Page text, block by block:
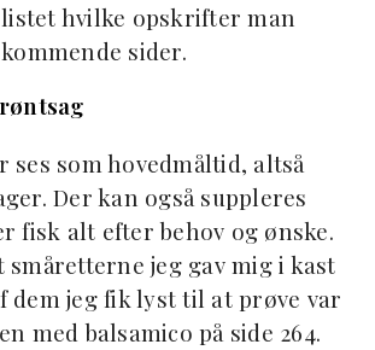
hvilke opskrifter man
sider.
ses som hovedmåltid, altså
Der kan også suppleres
fisk alt efter behov og ønske.
småretterne jeg gav mig i kast
dem jeg fik lyst til at prøve var
med balsamico på side 264.